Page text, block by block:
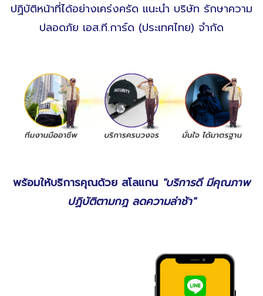
ปฏิบัติหน้าที่ได้อย่างเคร่งครัด แนะนำ บริษัท รักษาความ
ปลอดภัย เอส.ที.การ์ด (ประเทศไทย) จำกัด
พร้อมให้บริการคุณด้วย สโลแกน "บริการดี มีคุณภาพ
ปฏิบัติตามกฎ ลดความล่าช้า"